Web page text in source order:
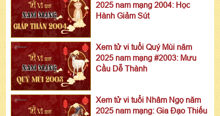
2025 nam mạng 2004: Học
Hành Giảm Sút
Xem tử vi tuổi Quý Mùi năm
2025 nam mạng #2003: Mưu
Cầu Dễ Thành
Xem tử vi tuổi Nhâm Ngọ năm
2025 nam mạng: Gia Đạo Thiếu